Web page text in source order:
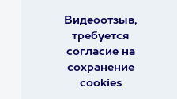
Видеоотзыв,
требуется
согласие на
сохранение
cookies